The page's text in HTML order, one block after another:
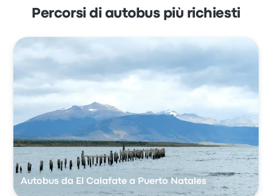
Percorsi di autobus più richiesti
Autobus da El Calafate a Puerto Natales